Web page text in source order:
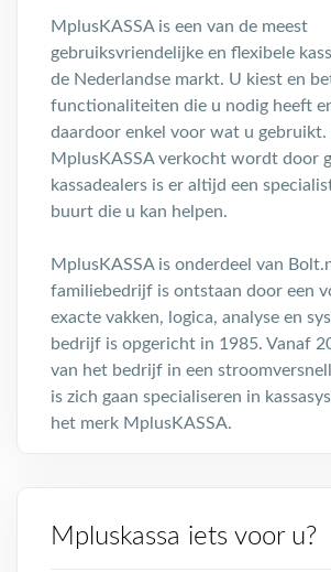
MplusKASSA is een van de meest
gebruiksvriendelijke en flexibele
de Nederlandse markt. U kiest en
functionaliteiten die u nodig heeft
daardoor enkel voor wat u
MplusKASSA verkocht wordt door
kassadealers is er altijd een
buurt die u kan helpen.
MplusKASSA is onderdeel van
familiebedrijf is ontstaan door een
exacte vakken, logica, analyse en
bedrijf is opgericht in 1985. Vanaf
van het bedrijf in een
is zich gaan specialiseren in
het merk MplusKASSA.
Mpluskassa iets voor u?